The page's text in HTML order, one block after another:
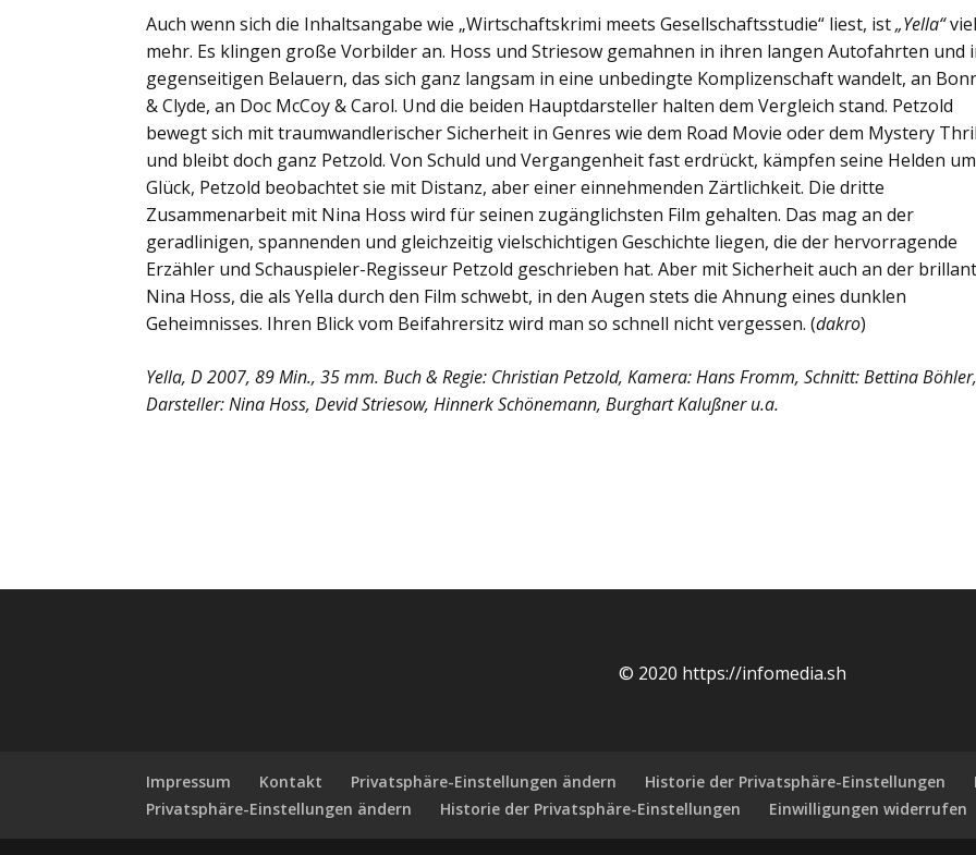
Auch wenn sich die Inhaltsangabe wie „Wirtschaftskrimi meets Gesellschaftsstudie“ liest, ist„Yella“viel
mehr. Es klingen große Vorbilder an. Hoss und Striesow gemahnen in ihren langen Autofahrten und
gegenseitigen Belauern, das sich ganz langsam in eine unbedingte Komplizenschaft wandelt, an
& Clyde, an Doc McCoy & Carol. Und die beiden Hauptdarsteller halten dem Vergleich stand. Petzold
bewegt sich mit traumwandlerischer Sicherheit in Genres wie dem Road Movie oder dem Mystery
und bleibt doch ganz Petzold. Von Schuld und Vergangenheit fast erdrückt, kämpfen seine Helden
Glück, Petzold beobachtet sie mit Distanz, aber einer einnehmenden Zärtlichkeit. Die dritte
Zusammenarbeit mit Nina Hoss wird für seinen zugänglichsten Film gehalten. Das mag an der
geradlinigen, spannenden und gleichzeitig vielschichtigen Geschichte liegen, die der hervorragende
Erzähler und Schauspieler-Regisseur Petzold geschrieben hat. Aber mit Sicherheit auch an der
Nina Hoss, die als Yella durch den Film schwebt, in den Augen stets die Ahnung eines dunklen
Geheimnisses. Ihren Blick vom Beifahrersitz wird man so schnell nicht vergessen. (dakro)
Yella, D 2007, 89 Min., 35 mm. Buch & Regie: Christian Petzold, Kamera: Hans Fromm, Schnitt: Bettina Böhler,
Darsteller: Nina Hoss, Devid Striesow, Hinnerk Schönemann, Burghart Kalußner u.a.
© 2020 https://infomedia.sh
Impressum Kontakt Privatsphäre-Einstellungen ändern Historie der Privatsphäre-Einstellungen
Privatsphäre-Einstellungen ändern
Historie der Privatsphäre-Einstellungen Einwilligungen widerrufen